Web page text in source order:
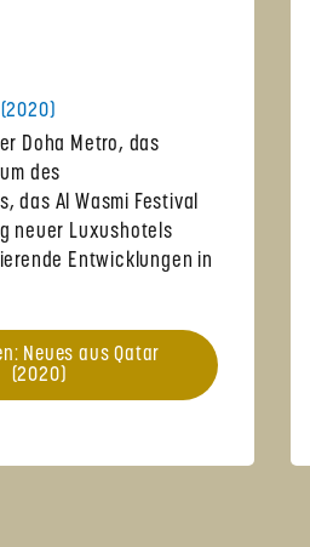
Doha Metro, das
des
das Al Wasmi Festival
neuer Luxushotels
Entwicklungen in
Neues aus Qatar
(2020)